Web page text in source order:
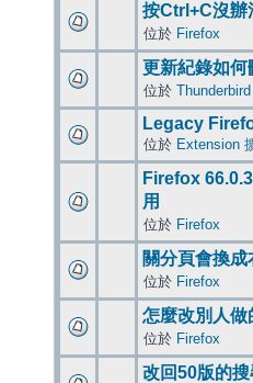
按Ctrl+C沒辦
位於 Firefox
更新紀錄如何
位於 Thunderbird
Legacy
位於 Extension
Firefox
用
位於 Firefox
關分頁會換成
位於 Firefox
怎麼改別人做
位於 Firefox
改回50版的